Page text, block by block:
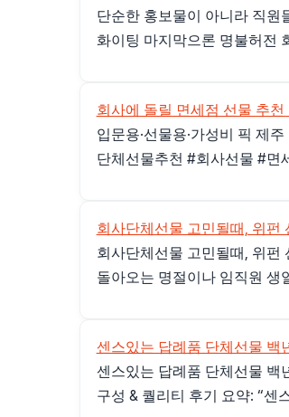
단순한 홍보물이 아니라 직원
화이팅 마지막으론 명불허전
회사에 돌릴 면세점 선물 추
입문용·선물용·가성비 픽 제
단체선물추천 #회사선물 #면
회사단체선물 고민될때, 위펀
회사단체선물 고민될때, 위펀
돌아오는 명절이나 임직원 생
센스있는 답례품 단체선물 백
센스있는 답례품 단체선물 백
구성 & 퀄리티 후기 요약: “센